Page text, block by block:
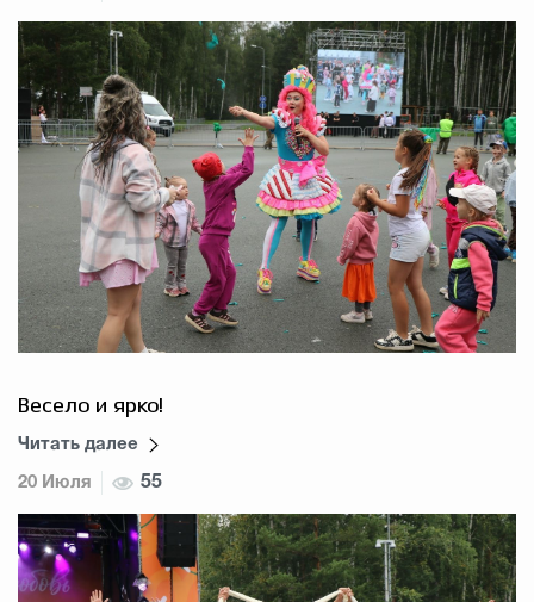
Весело и ярко!
Читать далее
20 Июля 55